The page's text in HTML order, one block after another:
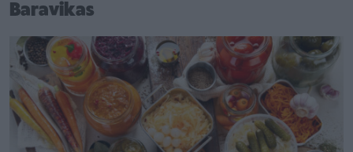
Baravikas